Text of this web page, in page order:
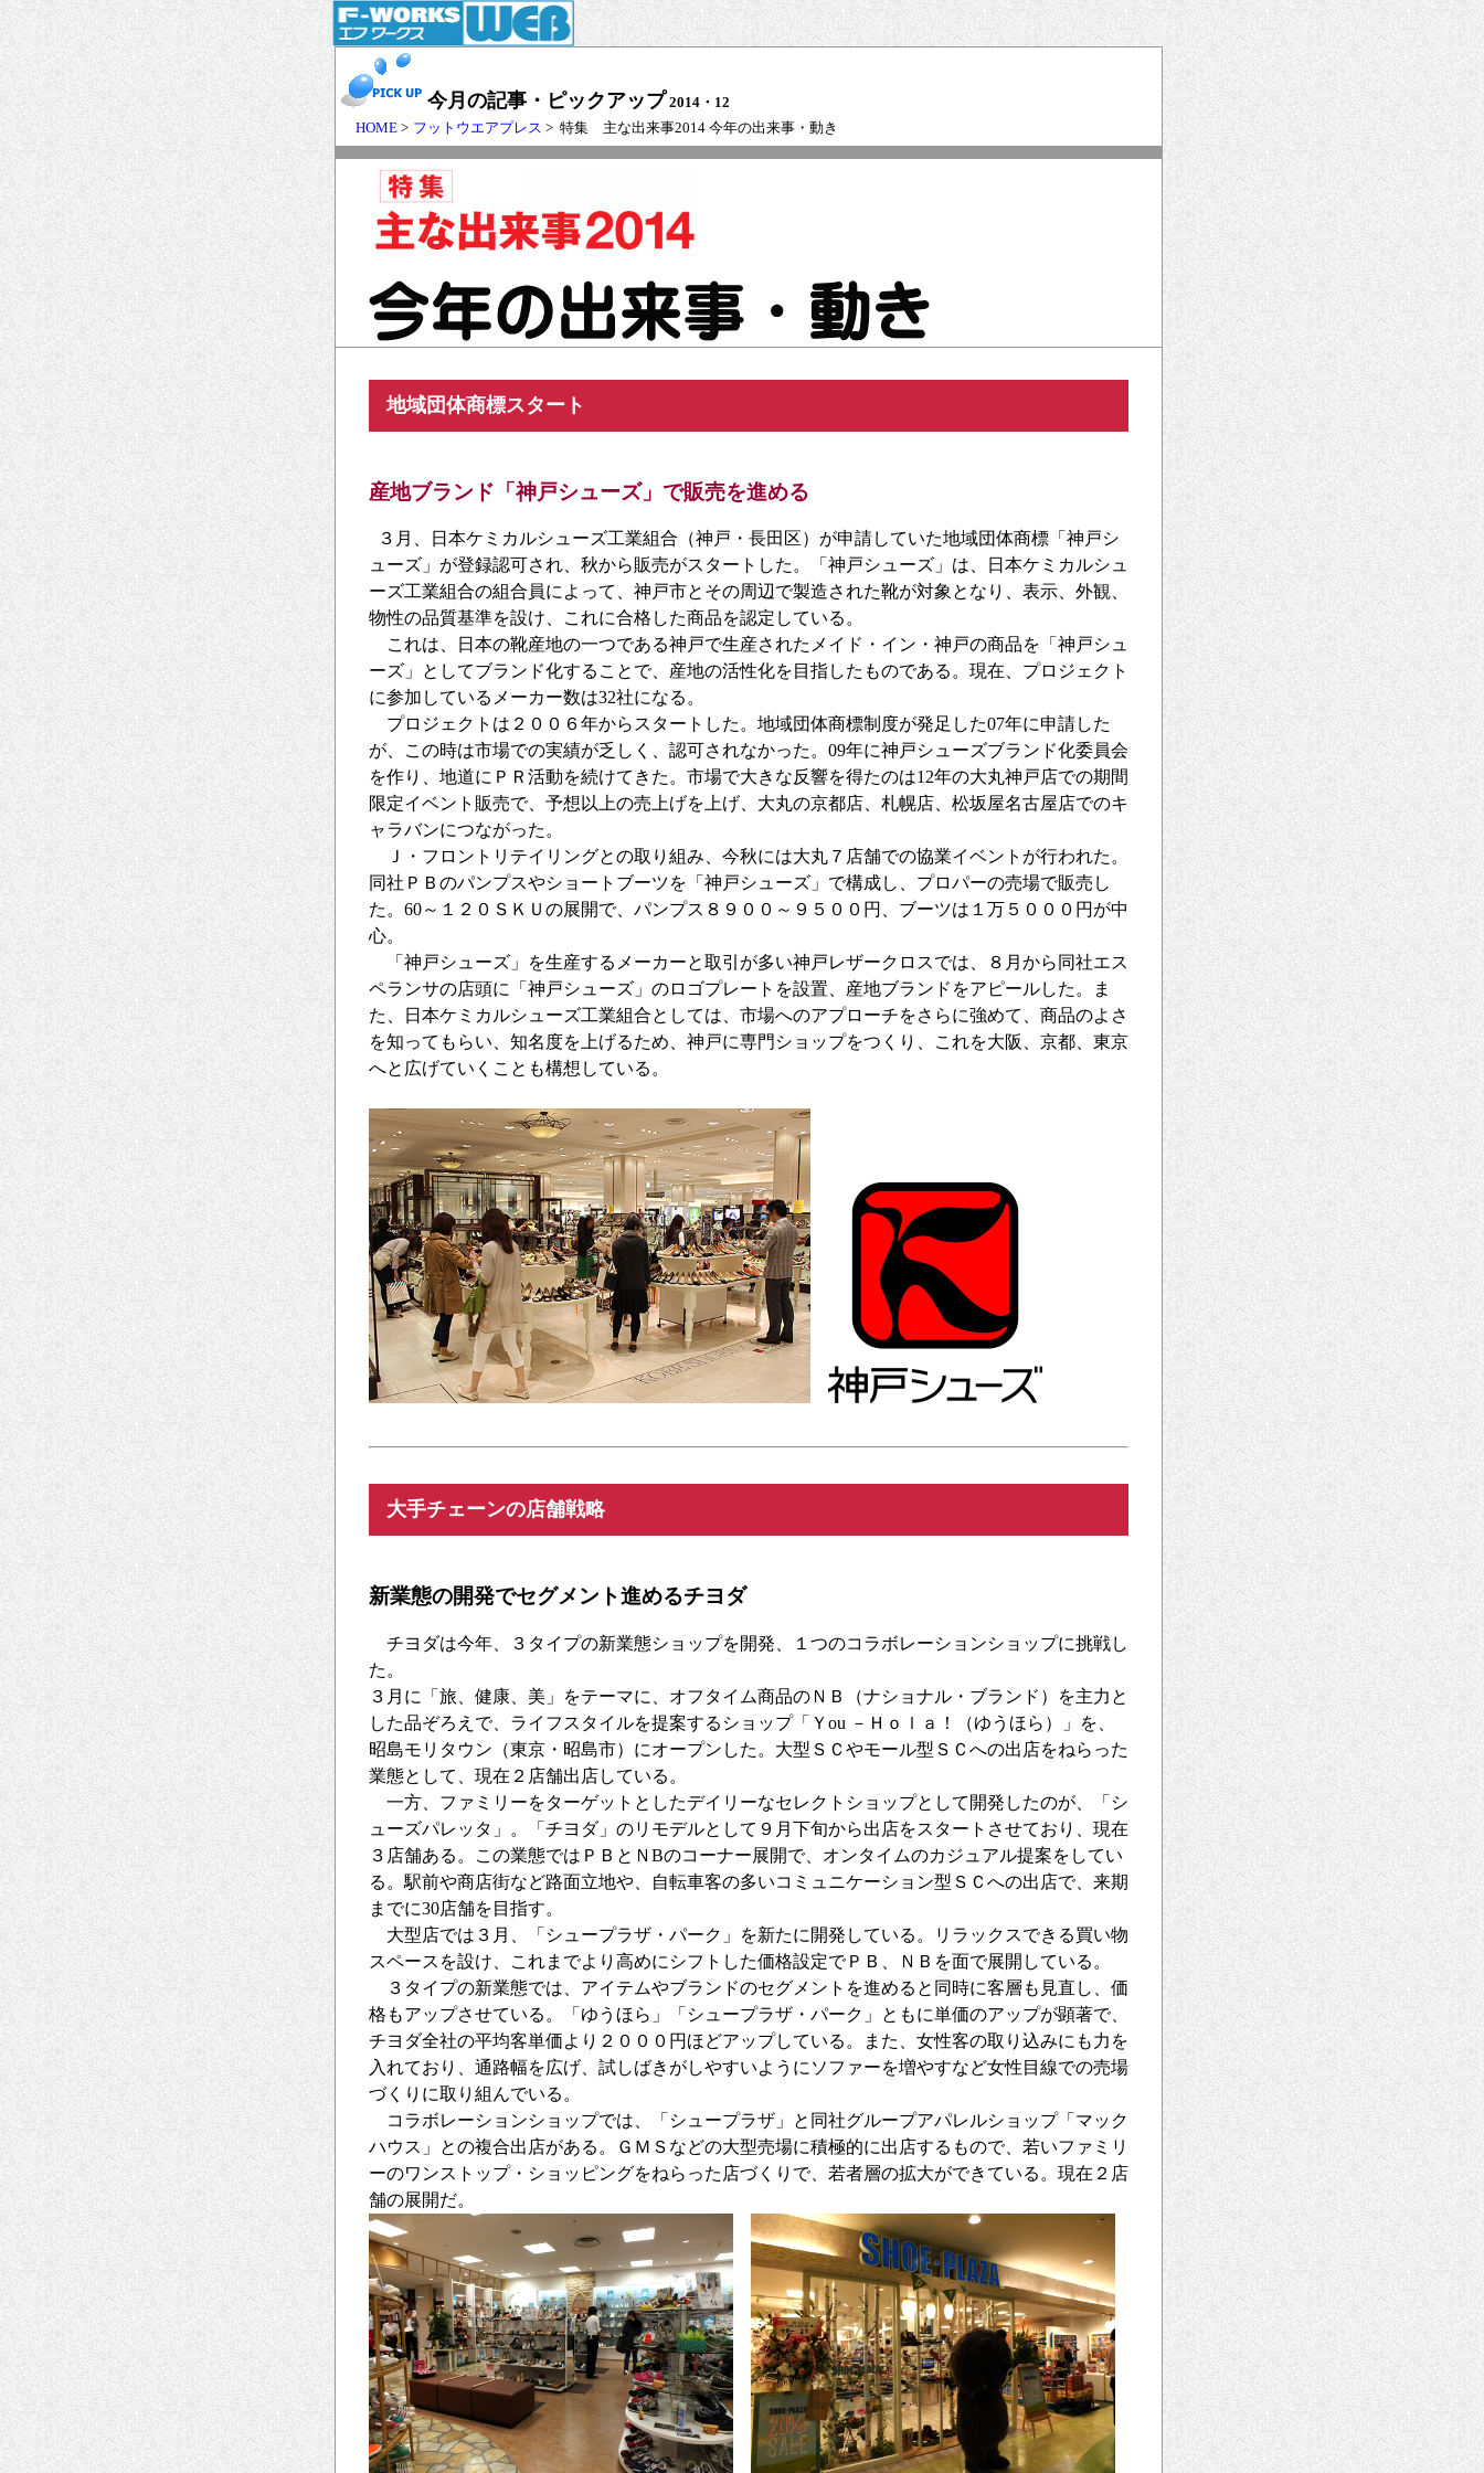
今月の記事・ピックアップ 2014・12
HOME > フットウエアプレス > 特集 主な出来事2014 今年の出来事・動き
地域団体商標スタート
産地ブランド「神戸シューズ」で販売を進める
３月、日本ケミカルシューズ工業組合（神戸・長田区）が申請していた地域団体商標「神戸シ
ューズ」が登録認可され、秋から販売がスタートした。「神戸シューズ」は、日本ケミカルシュ
ーズ工業組合の組合員によって、神戸市とその周辺で製造された靴が対象となり、表示、外観、
物性の品質基準を設け、これに合格した商品を認定している。
これは、日本の靴産地の一つである神戸で生産されたメイド・イン・神戸の商品を「神戸シュ
ーズ」としてブランド化することで、産地の活性化を目指したものである。現在、プロジェクト
に参加しているメーカー数は32社になる。
プロジェクトは２００６年からスタートした。地域団体商標制度が発足した07年に申請した
が、この時は市場での実績が乏しく、認可されなかった。09年に神戸シューズブランド化委員会
を作り、地道にＰＲ活動を続けてきた。市場で大きな反響を得たのは12年の大丸神戸店での期間
限定イベント販売で、予想以上の売上げを上げ、大丸の京都店、札幌店、松坂屋名古屋店でのキ
ャラバンにつながった。
Ｊ・フロントリテイリングとの取り組み、今秋には大丸７店舗での協業イベントが行われた。
同社ＰＢのパンプスやショートブーツを「神戸シューズ」で構成し、プロパーの売場で販売し
た。60～１２０ＳＫＵの展開で、パンプス８９００～９５００円、ブーツは１万５０００円が中
心。
「神戸シューズ」を生産するメーカーと取引が多い神戸レザークロスでは、８月から同社エス
ペランサの店頭に「神戸シューズ」のロゴプレートを設置、産地ブランドをアピールした。ま
た、日本ケミカルシューズ工業組合としては、市場へのアプローチをさらに強めて、商品のよさ
を知ってもらい、知名度を上げるため、神戸に専門ショップをつくり、これを大阪、京都、東京
へと広げていくことも構想している。
大手チェーンの店舗戦略
新業態の開発でセグメント進めるチヨダ
チヨダは今年、３タイプの新業態ショップを開発、１つのコラボレーションショップに挑戦し
た。
３月に「旅、健康、美」をテーマに、オフタイム商品のＮＢ（ナショナル・ブランド）を主力と
した品ぞろえで、ライフスタイルを提案するショップ「Ｙou －Ｈｏｌａ！（ゆうほら）」を、
昭島モリタウン（東京・昭島市）にオープンした。大型ＳＣやモール型ＳＣへの出店をねらった
業態として、現在２店舗出店している。
一方、ファミリーをターゲットとしたデイリーなセレクトショップとして開発したのが、「シ
ューズパレッタ」。「チヨダ」のリモデルとして９月下旬から出店をスタートさせており、現在
３店舗ある。この業態ではＰＢとＮBのコーナー展開で、オンタイムのカジュアル提案をしてい
る。駅前や商店街など路面立地や、自転車客の多いコミュニケーション型ＳＣへの出店で、来期
までに30店舗を目指す。
大型店では３月、「シュープラザ・パーク」を新たに開発している。リラックスできる買い物
スペースを設け、これまでより高めにシフトした価格設定でＰＢ、ＮＢを面で展開している。
３タイプの新業態では、アイテムやブランドのセグメントを進めると同時に客層も見直し、価
格もアップさせている。「ゆうほら」「シュープラザ・パーク」ともに単価のアップが顕著で、
チヨダ全社の平均客単価より２０００円ほどアップしている。また、女性客の取り込みにも力を
入れており、通路幅を広げ、試しばきがしやすいようにソファーを増やすなど女性目線での売場
づくりに取り組んでいる。
コラボレーションショップでは、「シュープラザ」と同社グループアパレルショップ「マック
ハウス」との複合出店がある。ＧＭＳなどの大型売場に積極的に出店するもので、若いファミリ
ーのワンストップ・ショッピングをねらった店づくりで、若者層の拡大ができている。現在２店
舗の展開だ。